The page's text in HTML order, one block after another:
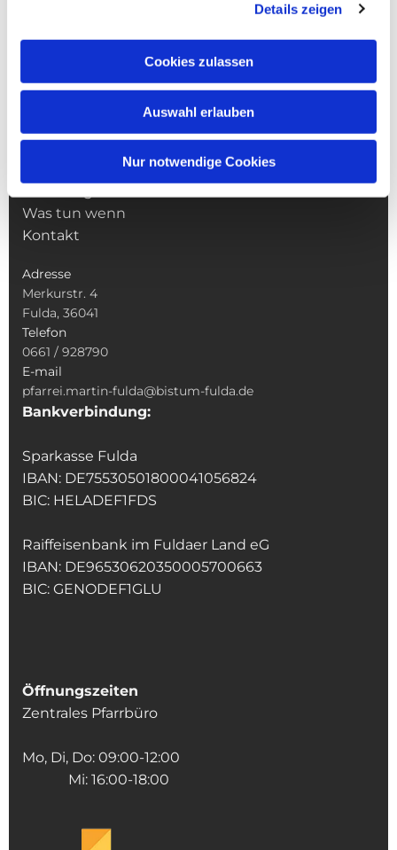
Details zeigen
Cookies zulassen
Auswahl erlauben
Nur notwendige Cookies
Pfarrei St. Martin
Veranstaltungen & Angebote
Was tun wenn
Kontakt
Adresse
Merkurstr. 4
Fulda, 36041
Telefon
0661 / 928790
E-mail
pfarrei.martin-fulda@bistum-fulda.de
Bankverbindung:
Sparkasse Fulda
IBAN: DE75530501800041056824
BIC: HELADEF1FDS
Raiffeisenbank im Fuldaer Land eG
IBAN: DE96530620350005700663
BIC: GENODEF1GLU
Öffnungszeiten
Zentrales Pfarrbüro
Mo, Di, Do: 09:00-12:00
Mi: 16:00-18:00